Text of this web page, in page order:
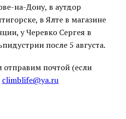
на-Дону, в аутдор
в Ялте в магазине
у Черевко Сергея в
после 5 августа.
почтой (если
climblife@ya.ru